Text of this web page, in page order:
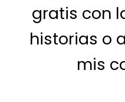
gratis con
historias o
mis